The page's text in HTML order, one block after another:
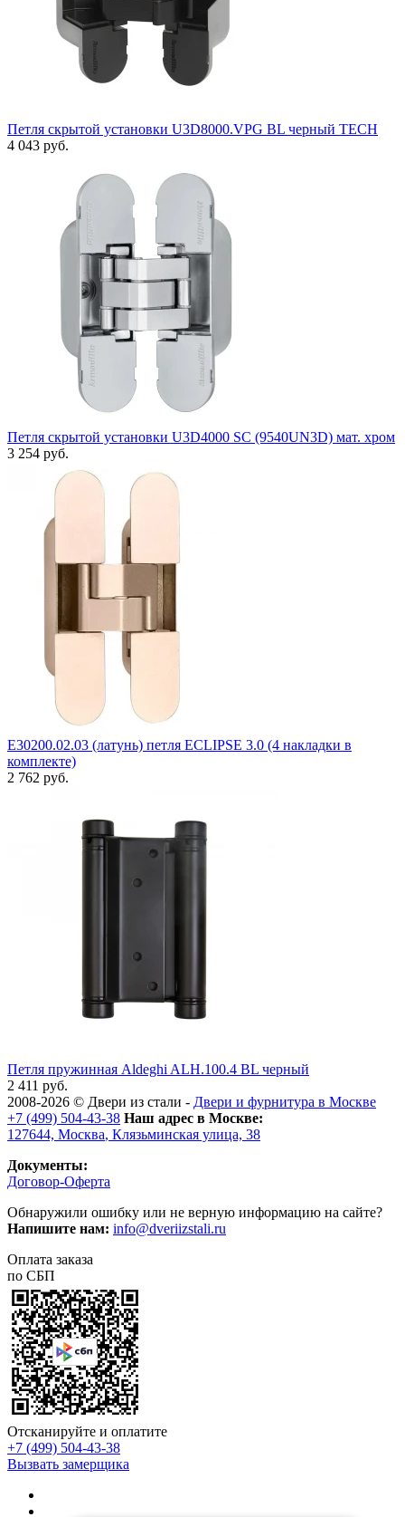
Петля скрытой установки U3D8000.VPG BL черный TECH
4 043 руб.
Петля скрытой установки U3D4000 SC (9540UN3D) мат. хром
3 254 руб.
E30200.02.03 (латунь) петля ECLIPSE 3.0 (4 накладки в
комплекте)
2 762 руб.
Петля пружинная Aldeghi ALH.100.4 BL черный
2 411 руб.
2008-2026 © Двери из стали - Двери и фурнитура в Москве
+7 (499) 504-43-38 Наш адрес в Москве:
127644, Москва, Клязьминская улица, 38
Документы:
Договор-Оферта
Обнаружили ошибку или не верную информацию на сайте?
Напишите нам: info@dveriizstali.ru
Оплата заказа
по СБП
Отсканируйте и оплатите
+7 (499) 504-43-38
Вызвать замерщика